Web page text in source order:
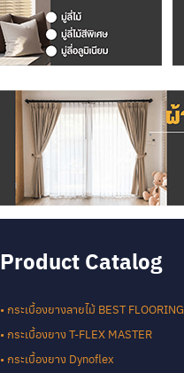
Product Catalog
• กระเบื้องยางลายไม้ BEST FLOORING
• กระเบื้องยาง T-FLEX MASTER
• กระเบื้องยาง Dynoflex